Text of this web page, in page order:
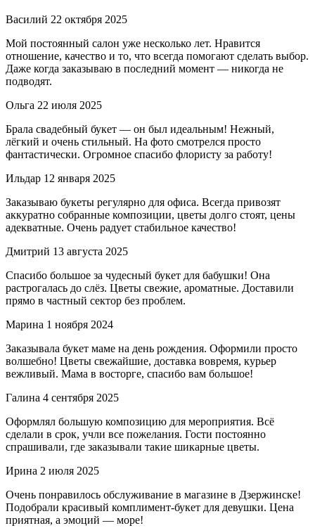
Василий 22 октября 2025
Мой постоянный салон уже несколько лет. Нравится
отношение, качество и то, что всегда помогают сделать выбор.
Даже когда заказываю в последний момент — никогда не
подводят.
Ольга 22 июля 2025
Брала свадебный букет — он был идеальным! Нежный,
лёгкий и очень стильный. На фото смотрелся просто
фантастически. Огромное спасибо флористу за работу!
Ильдар 12 января 2025
Заказываю букеты регулярно для офиса. Всегда привозят
аккуратно собранные композиции, цветы долго стоят, цены
адекватные. Очень радует стабильное качество!
Дмитрий 13 августа 2025
Спасибо большое за чудесный букет для бабушки! Она
растрогалась до слёз. Цветы свежие, ароматные. Доставили
прямо в частный сектор без проблем.
Марина 1 ноября 2024
Заказывала букет маме на день рождения. Оформили просто
волшебно! Цветы свежайшие, доставка вовремя, курьер
вежливый. Мама в восторге, спасибо вам большое!
Галина 4 сентября 2025
Оформлял большую композицию для мероприятия. Всё
сделали в срок, учли все пожелания. Гости постоянно
спрашивали, где заказывали такие шикарные цветы.
Ирина 2 июля 2025
Очень понравилось обслуживание в магазине в Дзержинске!
Подобрали красивый комплимент-букет для девушки. Цена
приятная, а эмоций — море!